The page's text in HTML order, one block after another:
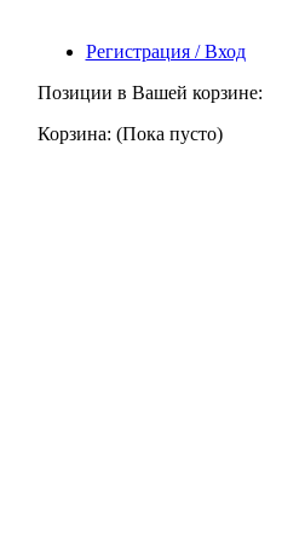
Регистрация / Вход
Позиции в Вашей корзине:
Корзина: (Пока пусто)